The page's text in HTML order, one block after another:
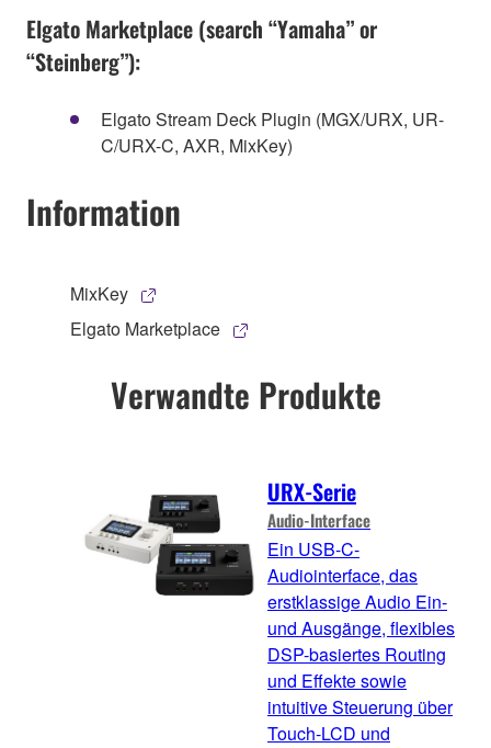
Elgato Marketplace (search “Yamaha” or
“Steinberg”):
Elgato Stream Deck Plugin (MGX/URX, UR-
C/URX-C, AXR, MixKey)
Information
MixKey
Elgato Marketplace
Verwandte Produkte
URX-Serie
Audio-Interface
Ein USB-C-
Audiointerface, das
erstklassige Audio Ein-
und Ausgänge, flexibles
DSP-basiertes Routing
und Effekte sowie
intuitive Steuerung über
Touch-LCD und